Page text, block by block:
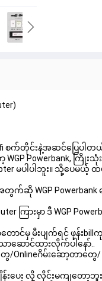
င်းနဲ့အဆင်ပြေပါတယ်..မ
Powerbank, ကြို
မပါပါဘူး။ သို့ပေမယ့် ထ
က်ဆို WGP
ကြားမှာ ဒီ WGP
ောင်မှ မီးပျက်ရင် ဖုန်း
ာဆောင်ထားလိုက်ပါနော်..
ာတွေ/Onlineဂိမ်းဆော့တ
န်းပေး လို့ လိုင်းမကျတော့ဘူး